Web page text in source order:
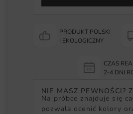
PRODUKT POLSKI
I EKOLOGICZNY
CZAS
2-4 DNI
NIE MASZ PEWNOŚCI?
Na próbce znajduje się
pozwala ocenić kolory